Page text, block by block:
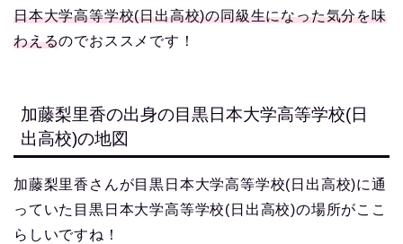
日本大学高等学校(日出高校)の同級生になった気分を味
わえるのでおススメです！
加藤梨里香の出身の目黒日本大学高等学校(日
出高校)の地図
加藤梨里香さんが目黒日本大学高等学校(日出高校)に通
っていた目黒日本大学高等学校(日出高校)の場所がここ
らしいですね！